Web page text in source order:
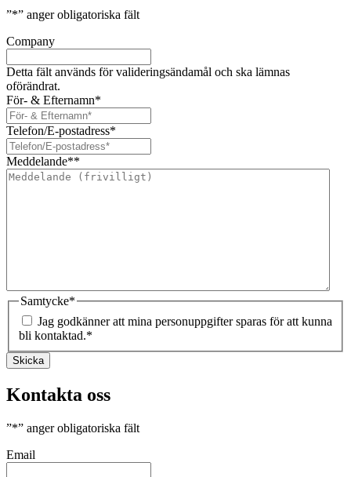
”*” anger obligatoriska fält
Company
Detta fält används för valideringsändamål och ska lämnas
oförändrat.
För- & Efternamn*
Telefon/E-postadress*
Meddelande**
Samtycke*
Jag godkänner att mina personuppgifter sparas för att kunna
bli kontaktad.*
Skicka
Kontakta oss
”*” anger obligatoriska fält
Email